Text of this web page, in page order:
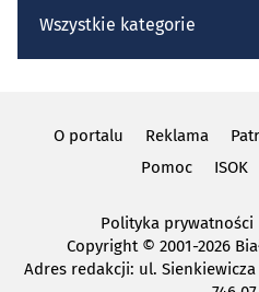
Wszystkie kategorie
O portalu Reklama
Pomoc
ISOK
Polityka prywatności
Copyright© 2001-2026
Adres redakcji: ul. Sienkiewicza